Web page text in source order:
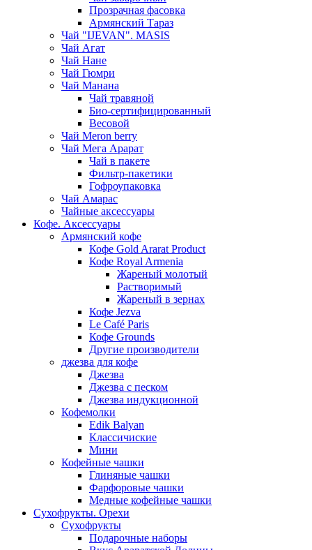
Прозрачная фасовка
Армянский Тараз
Чай "IJEVAN". MASIS
Чай Агат
Чай Нане
Чай Гюмри
Чай Манана
Чай травяной
Био-сертифицированный
Весовой
Чай Meron berry
Чай Мега Арарат
Чай в пакете
Фильтр-пакетики
Гофроупаковка
Чай Амарас
Чайные аксессуары
Кофе. Аксессуары
Армянский кофе
Кофе Gold Ararat Product
Кофе Royal Armenia
Жареный молотый
Растворимый
Жареный в зернах
Кофе Jezva
Le Café Paris
Кофе Grounds
Другие производители
джезва для кофе
Джезва
Джезва с песком
Джезва индукционной
Кофемолки
Edik Balyan
Классичиские
Мини
Кофейные чашки
Глиняные чашки
Фарфоровые чашки
Медные кофейные чашки
Сухофрукты. Орехи
Сухофрукты
Подарочные наборы